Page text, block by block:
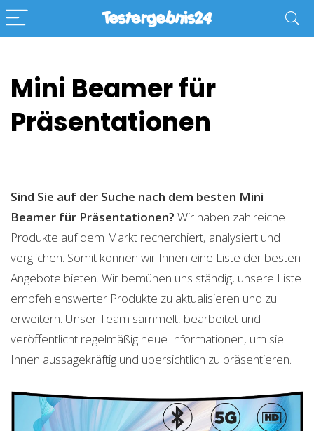
Mini Beamer für
Präsentationen
Sind Sie auf der Suche nach dem besten Mini
Beamer für Präsentationen? Wir haben zahlreiche
Produkte auf dem Markt recherchiert, analysiert und
verglichen. Somit können wir Ihnen eine Liste der besten
Angebote bieten. Wir bemühen uns ständig, unsere Liste
empfehlenswerter Produkte zu aktualisieren und zu
erweitern. Unser Team sammelt, bearbeitet und
veröffentlicht regelmäßig neue Informationen, um sie
Ihnen aussagekräftig und übersichtlich zu präsentieren.